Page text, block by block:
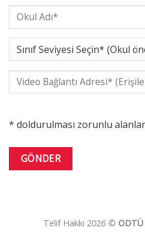
* doldurulması zorunlu
Telif Hakkı 2026 ©